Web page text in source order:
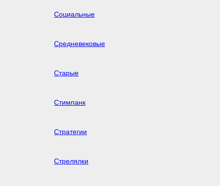
Социальные
Средневековые
Старые
Стимпанк
Стратегии
Стрелялки